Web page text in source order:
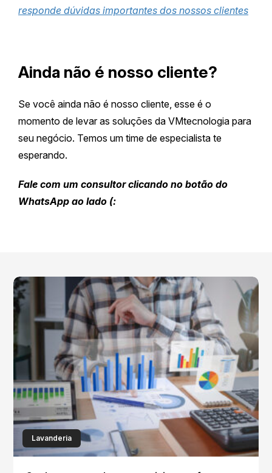
responde dúvidas importantes dos nossos clientes
Ainda não é nosso cliente?
Se você ainda não é nosso cliente, esse é o
momento de levar as soluções da VMtecnologia para
seu negócio. Temos um time de especialista te
esperando.
Fale com um consultor clicando no botão do
WhatsApp ao lado (:
Lavanderia